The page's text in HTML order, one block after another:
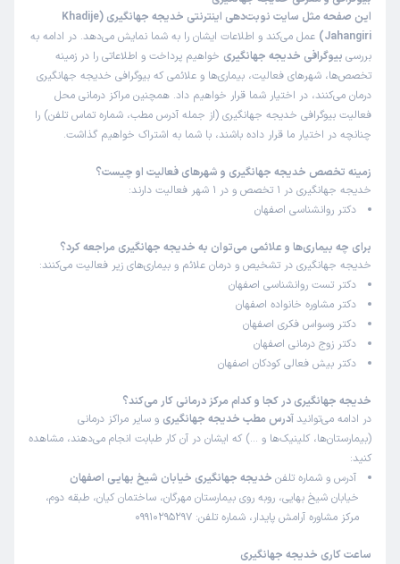
این صفحه مثل سایت نوبت‌دهی اینترنتی خدیجه جهانگیری (Khadije
Jahangiri)
عمل می‌کند و اطلاعات ایشان را به شما نمایش می‌دهد. در ادامه به
بررسی بیوگرافی خدیجه جهانگیری خواهیم پرداخت و اطلاعاتی را در زمینه
تخصص‌ها، شهرهای فعالیت، بیماری‌ها و علائمی که بیوگرافی خدیجه جهانگیری
درمان می‌کنند، در اختیار شما قرار خواهیم داد. همچنین مراکز درمانی محل
فعالیت بیوگرافی خدیجه جهانگیری (از جمله آدرس مطب، شماره تماس تلفن) را
چنانچه در اختیار ما قرار داده باشند، با شما به اشتراک خواهیم گذاشت.
زمینه تخصص خدیجه جهانگیری و شهرهای فعالیت او چیست؟
خدیجه جهانگیری در 1 تخصص و در 1 شهر فعالیت دارند:
دکتر روانشناسی اصفهان
برای چه بیماری‌ها و علائمی می‌توان به خدیجه جهانگیری مراجعه کرد؟
خدیجه جهانگیری در تشخیص و درمان علائم و بیماری‌های زیر فعالیت می‌کنند:
دکتر تست روانشناسی اصفهان
دکتر مشاوره خانواده اصفهان
دکتر وسواس فکری اصفهان
دکتر زوج درمانی اصفهان
دکتر بیش فعالی کودکان اصفهان
خدیجه جهانگیری در کجا و کدام مرکز درمانی کار می‌کند؟
در ادامه می‌توانید آدرس مطب خدیجه جهانگیری و سایر مراکز درمانی
(بیمارستان‌ها، کلینیک‌ها و …) که ایشان در آن کار طبابت انجام می‌دهند، مشاهده
کنید:
آدرس و شماره تلفن خدیجه جهانگیری خیابان شیخ بهایی اصفهان
خیابان شیخ بهایی، روبه روی بیمارستان مهرگان، ساختمان کیان، طبقه دوم،
مرکز مشاوره آرامش پایدار، شماره تلفن: 09910295297
ساعت کاری خدیجه جهانگیری